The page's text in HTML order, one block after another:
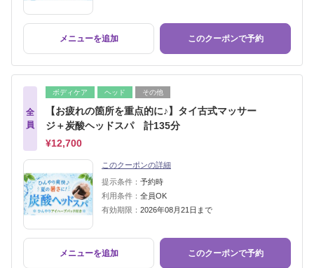
メニューを追加 このクーポンで予約
全
員
ボディケア ヘッド その他
【お疲れの箇所を重点的に♪】タイ古式マッサー
ジ＋炭酸ヘッドスパ 計135分
¥12,700
このクーポンの詳細
提示条件： 予約時
利用条件： 全員OK
有効期限： 2026年08月21日まで
メニューを追加 このクーポンで予約